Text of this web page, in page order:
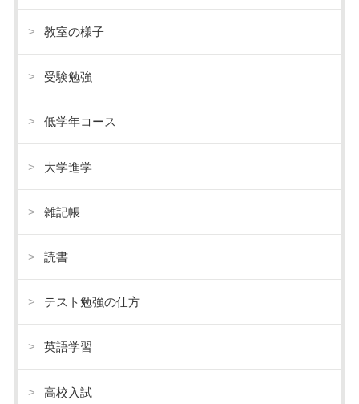
教室の様子
受験勉強
低学年コース
大学進学
雑記帳
読書
テスト勉強の仕方
英語学習
高校入試